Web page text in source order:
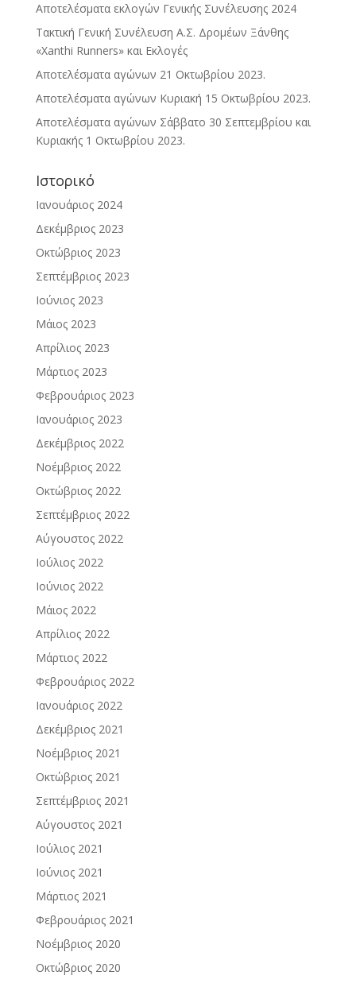
Αποτελέσματα εκλογών Γενικής Συνέλευσης 2024
Τακτική Γενική Συνέλευση Α.Σ. Δρομέων Ξάνθης
«Xanthi Runners» και Εκλογές
Αποτελέσματα αγώνων 21 Οκτωβρίου 2023.
Αποτελέσματα αγώνων Κυριακή 15 Οκτωβρίου 2023.
Αποτελέσματα αγώνων Σάββατο 30 Σεπτεμβρίου και
Κυριακής 1 Οκτωβρίου 2023.
Ιστορικό
Ιανουάριος 2024
Δεκέμβριος 2023
Οκτώβριος 2023
Σεπτέμβριος 2023
Ιούνιος 2023
Μάιος 2023
Απρίλιος 2023
Μάρτιος 2023
Φεβρουάριος 2023
Ιανουάριος 2023
Δεκέμβριος 2022
Νοέμβριος 2022
Οκτώβριος 2022
Σεπτέμβριος 2022
Αύγουστος 2022
Ιούλιος 2022
Ιούνιος 2022
Μάιος 2022
Απρίλιος 2022
Μάρτιος 2022
Φεβρουάριος 2022
Ιανουάριος 2022
Δεκέμβριος 2021
Νοέμβριος 2021
Οκτώβριος 2021
Σεπτέμβριος 2021
Αύγουστος 2021
Ιούλιος 2021
Ιούνιος 2021
Μάρτιος 2021
Φεβρουάριος 2021
Νοέμβριος 2020
Οκτώβριος 2020